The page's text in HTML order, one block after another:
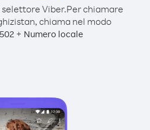
Viber.Per chiamare
chiama nel modo
502+ Numero locale